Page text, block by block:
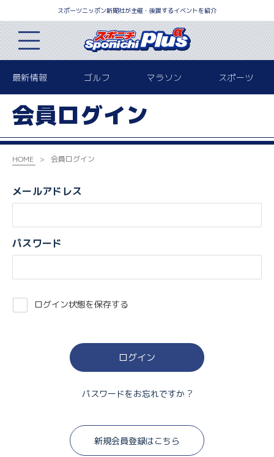
スポーツニッポン新聞社が主催・後援するイベントを紹介
最新情報 ゴルフ マラソン スポーツ
会員ログイン
HOME 会員ログイン
メールアドレス
パスワード
ログイン状態を保存する
パスワードをお忘れですか ?
新規会員登録はこちら